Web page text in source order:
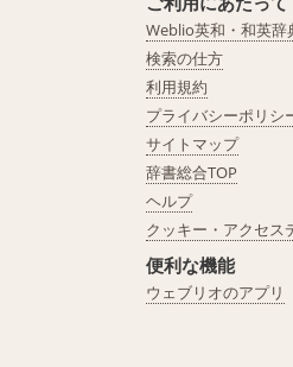
Weblio英和・和英辞
検索の仕方
利用規約
プライバシーポリシ
サイトマップ
辞書総合TOP
ヘルプ
クッキー・アクセス
便利な機能
ウェブリオのアプリ